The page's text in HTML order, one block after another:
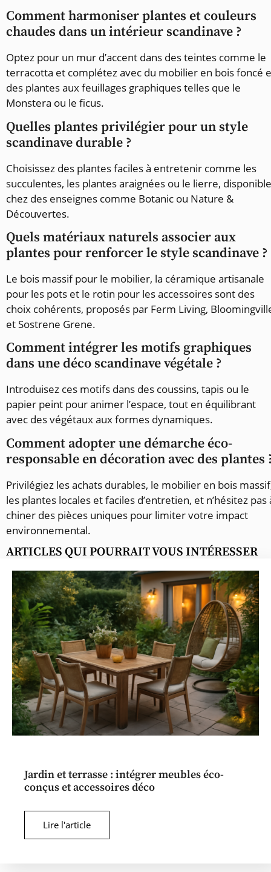
Comment harmoniser plantes et couleurs
chaudes dans un intérieur scandinave ?
Optez pour un mur d’accent dans des teintes comme le
terracotta et complétez avec du mobilier en bois foncé
des plantes aux feuillages graphiques telles que le
Monstera ou le ficus.
Quelles plantes privilégier pour un style
scandinave durable ?
Choisissez des plantes faciles à entretenir comme les
succulentes, les plantes araignées ou le lierre,
chez des enseignes comme Botanic ou Nature &
Découvertes.
Quels matériaux naturels associer aux
plantes pour renforcer le style scandinave ?
Le bois massif pour le mobilier, la céramique artisanale
pour les pots et le rotin pour les accessoires sont des
choix cohérents, proposés par Ferm Living,
et Sostrene Grene.
Comment intégrer les motifs graphiques
dans une déco scandinave végétale ?
Introduisez ces motifs dans des coussins, tapis ou le
papier peint pour animer l’espace, tout en équilibrant
avec des végétaux aux formes dynamiques.
Comment adopter une démarche éco-
responsable en décoration avec des plantes
Privilégiez les achats durables, le mobilier en bois
les plantes locales et faciles d’entretien, et n’hésitez pas
chiner des pièces uniques pour limiter votre impact
environnemental.
ARTICLES QUI POURRAIT VOUS INTÉRESSER
Jardin et terrasse : intégrer meubles éco-
conçus et accessoires déco
Lire l'article